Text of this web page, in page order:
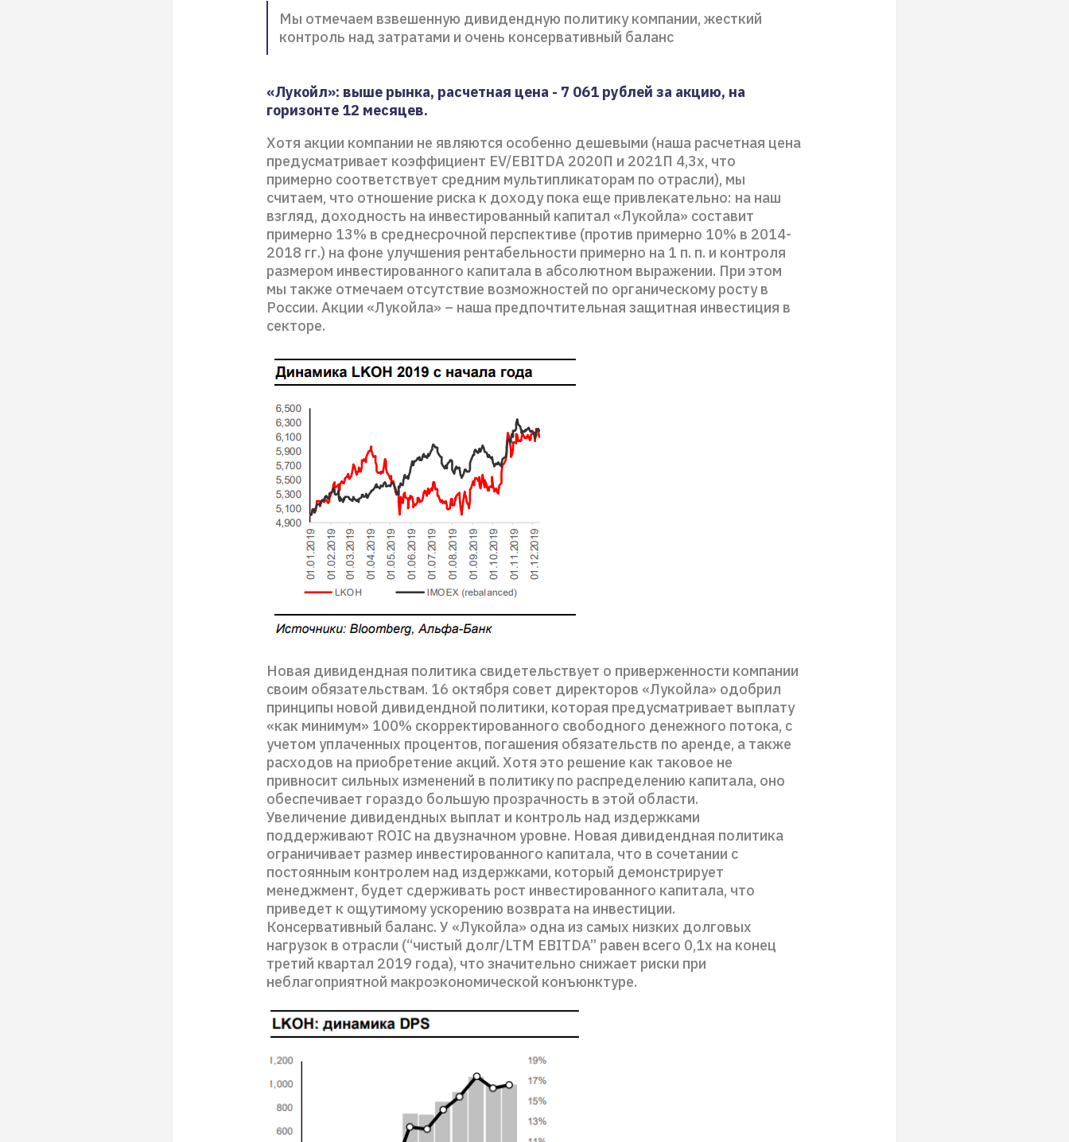
Мы отмечаем взвешенную дивидендную политику компании, жесткий
контроль над затратами и очень консервативный баланс
«Лукойл»: выше рынка, расчетная цена - 7 061 рублей за акцию, на
горизонте 12 месяцев.
Хотя акции компании не являются особенно дешевыми (наша расчетная цена
предусматривает коэффициент EV/EBITDA 2020П и 2021П 4,3x, что
примерно соответствует средним мультипликаторам по отрасли), мы
считаем, что отношение риска к доходу пока еще привлекательно: на наш
взгляд, доходность на инвестированный капитал «Лукойла» составит
примерно 13% в среднесрочной перспективе (против примерно 10% в 2014-
2018 гг.) на фоне улучшения рентабельности примерно на 1 п. п. и контроля
размером инвестированного капитала в абсолютном выражении. При этом
мы также отмечаем отсутствие возможностей по органическому росту в
России. Акции «Лукойла» – наша предпочтительная защитная инвестиция в
секторе.
Новая дивидендная политика свидетельствует о приверженности компании
своим обязательствам. 16 октября совет директоров «Лукойла» одобрил
принципы новой дивидендной политики, которая предусматривает выплату
«как минимум» 100% скорректированного свободного денежного потока, с
учетом уплаченных процентов, погашения обязательств по аренде, а также
расходов на приобретение акций. Хотя это решение как таковое не
привносит сильных изменений в политику по распределению капитала, оно
обеспечивает гораздо большую прозрачность в этой области.
Увеличение дивидендных выплат и контроль над издержками
поддерживают ROIC на двузначном уровне. Новая дивидендная политика
ограничивает размер инвестированного капитала, что в сочетании с
постоянным контролем над издержками, который демонстрирует
менеджмент, будет сдерживать рост инвестированного капитала, что
приведет к ощутимому ускорению возврата на инвестиции.
Консервативный баланс. У «Лукойла» одна из самых низких долговых
нагрузок в отрасли (“чистый долг/LTM EBITDA” равен всего 0,1x на конец
третий квартал 2019 года), что значительно снижает риски при
неблагоприятной макроэкономической конъюнктуре.